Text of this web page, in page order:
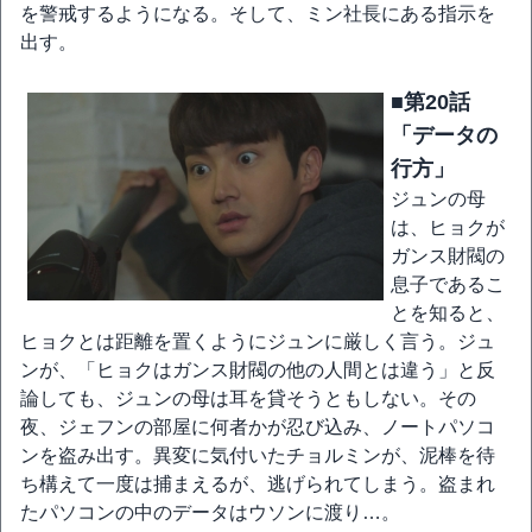
を警戒するようになる。そして、ミン社長にある指示を
出す。
■第20話
「データの
行方」
ジュンの母
は、ヒョクが
ガンス財閥の
息子であるこ
とを知ると、
ヒョクとは距離を置くようにジュンに厳しく言う。ジュ
ンが、「ヒョクはガンス財閥の他の人間とは違う」と反
論しても、ジュンの母は耳を貸そうともしない。その
夜、ジェフンの部屋に何者かが忍び込み、ノートパソコ
ンを盗み出す。異変に気付いたチョルミンが、泥棒を待
ち構えて一度は捕まえるが、逃げられてしまう。盗まれ
たパソコンの中のデータはウソンに渡り…。